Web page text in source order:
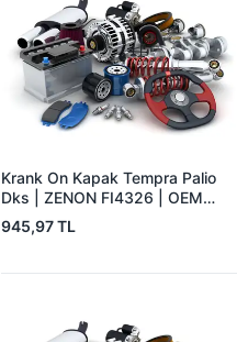
Krank On Kapak Tempra Palio
Dks | ZENON FI4326 | OEM
7771945
945,97 TL